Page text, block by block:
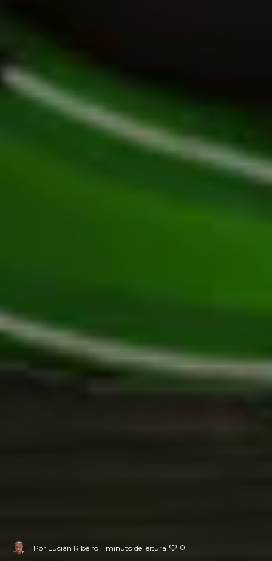
Por Lucian Ribeiro 1 minuto de leitura 0